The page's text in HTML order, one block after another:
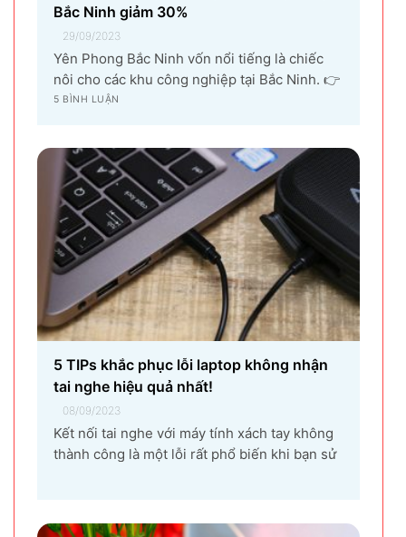
Bắc Ninh giảm 30%
29/09/2023
Yên Phong Bắc Ninh vốn nổi tiếng là chiếc
nôi cho các khu công nghiệp tại Bắc Ninh. 👉
Với sự góp mặt của tập đoàn SamSung đầu tư
nông nay trở thành...
5 BÌNH LUẬN
5 TIPs khắc phục lỗi laptop không nhận
tai nghe hiệu quả nhất!
08/09/2023
Kết nối tai nghe với máy tính xách tay không
thành công là một lỗi rất phổ biến khi bạn sử